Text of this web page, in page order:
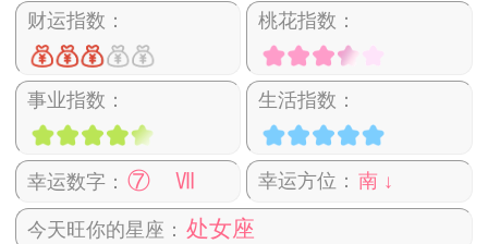
财运指数： 桃花指数：
事业指数： 生活指数：
幸运数字： ⑦ Ⅶ 幸运方位： 南 ↓
今天旺你的星座： 处女座